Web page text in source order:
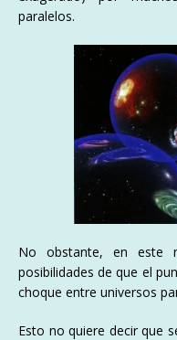
paralelos.
No obstante, en este
posibilidades de que el
choque entre universos
Esto no quiere decir que